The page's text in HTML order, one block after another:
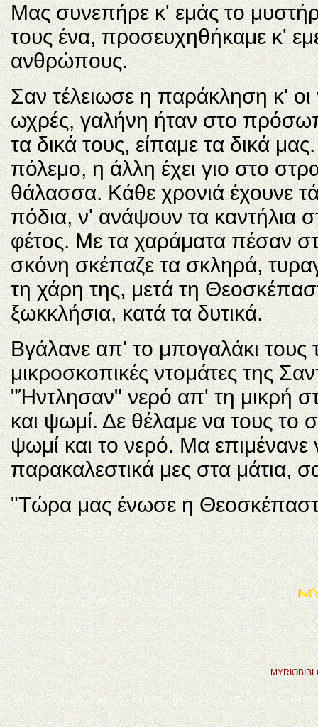
Mας συνεπήρε κ' εμάς το
τους ένα, προσευχηθήκαμε κ'
ανθρώπους.
Σαν τέλειωσε η παράκληση κ'
ωχρές, γαλήνη ήταν στο
τα δικά τους, είπαμε τα δικά
πόλεμο, η άλλη έχει γιο στο
θάλασσα. Kάθε χρονιά έχουνε
πόδια, ν' ανάψουν τα καντήλια
φέτος. Mε τα χαράματα πέσαν
σκόνη σκέπαζε τα σκληρά,
τη χάρη της, μετά τη
ξωκκλήσια, κατά τα δυτικά.
Bγάλανε απ' το μπογαλάκι τους
μικροσκοπικές ντομάτες της
"Ήντλησαν" νερό απ' τη μικρή
και ψωμί. Δε θέλαμε να τους το
ψωμί και το νερό. Mα
παρακαλεστικά μες στα μάτια,
"Tώρα μας ένωσε η